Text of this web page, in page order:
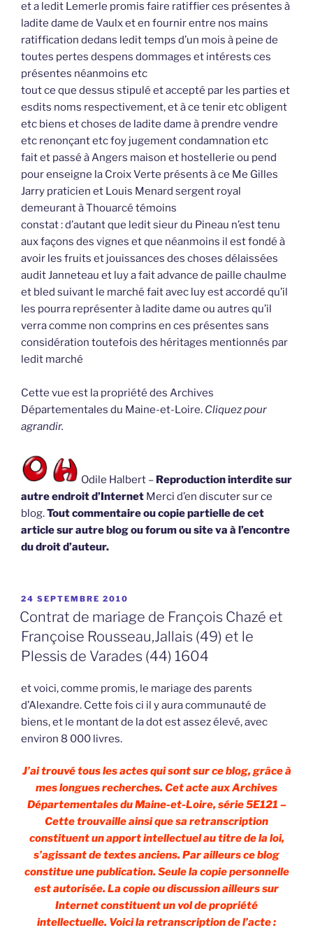
et a ledit Lemerle promis faire ratiffier ces présentes à
ladite dame de Vaulx et en fournir entre nos mains
ratiffication dedans ledit temps d’un mois à peine de
toutes pertes despens dommages et intérests ces
présentes néanmoins etc
tout ce que dessus stipulé et accepté par les parties et
esdits noms respectivement, et à ce tenir etc obligent
etc biens et choses de ladite dame à prendre vendre
etc renonçant etc foy jugement condamnation etc
fait et passé à Angers maison et hostellerie ou pend
pour enseigne la Croix Verte présents à ce Me Gilles
Jarry praticien et Louis Menard sergent royal
demeurant à Thouarcé témoins
constat : d’autant que ledit sieur du Pineau n’est tenu
aux façons des vignes et que néanmoins il est fondé à
avoir les fruits et jouissances des choses délaissées
audit Janneteau et luy a fait advance de paille chaulme
et bled suivant le marché fait avec luy est accordé qu’il
les pourra représenter à ladite dame ou autres qu’il
verra comme non comprins en ces présentes sans
considération toutefois des héritages mentionnés par
ledit marché
Cette vue est la propriété des Archives
Départementales du Maine-et-Loire. Cliquez pour
agrandir.
Odile Halbert – Reproduction interdite sur
autre endroit d’Internet Merci d’en discuter sur ce
blog.Tout commentaire ou copie partielle de cet
article sur autre blog ou forum ou site va à l’encontre
du droit d’auteur.
PUBLIÉ
LE
24 SEPTEMBRE 2010
Contrat de mariage de François Chazé et
Françoise Rousseau,Jallais (49) et le
Plessis de Varades (44) 1604
et voici, comme promis, le mariage des parents
d’Alexandre. Cette fois ci il y aura communauté de
biens, et le montant de la dot est assez élevé, avec
environ 8 000 livres.
J’ai trouvé tous les actes qui sont sur ce blog, grâce à
mes longues recherches. Cet acte aux Archives
Départementales du Maine-et-Loire, série 5E121 –
Cette trouvaille ainsi que sa retranscription
constituent un apport intellectuel au titre de la loi,
s’agissant de textes anciens. Par ailleurs ce blog
constitue une publication. Seule la copie personnelle
est autorisée. La copie ou discussion ailleurs sur
Internet constituent un vol de propriété
intellectuelle. Voici la retranscription de l’acte :